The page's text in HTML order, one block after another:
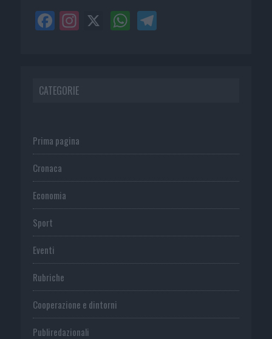
CATEGORIE
Prima pagina
Cronaca
Economia
Sport
Eventi
Rubriche
Cooperazione e dintorni
Publiredazionali